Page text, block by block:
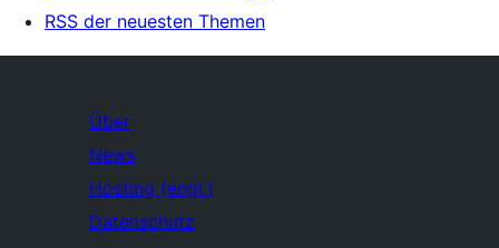
RSS der neuesten Themen
Über
News
Hosting (engl.)
Datenschutz